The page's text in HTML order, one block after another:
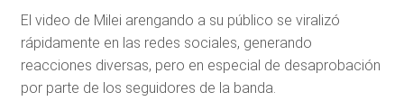
El video de Milei arengando a su público se viralizó
rápidamente en las redes sociales, generando
reacciones diversas, pero en especial de desaprobación
por parte de los seguidores de la banda.